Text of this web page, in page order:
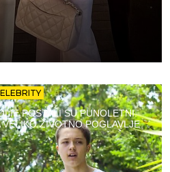
POSTALI SU PUNOLETNI:
ŽIVOTNO POGLAVLJE